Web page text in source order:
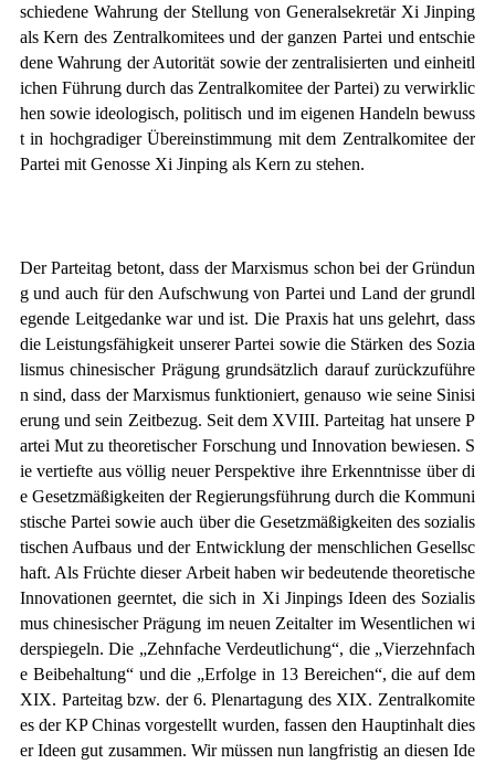
schiedene Wahrung der Stellung von Generalsekretär Xi Jinping
als Kern des Zentralkomitees und der ganzen Partei und entschie
dene Wahrung der Autorität sowie der zentralisierten und einheitl
ichen Führung durch das Zentralkomitee der Partei) zu verwirklic
hen sowie ideologisch, politisch und im eigenen Handeln bewuss
t in hochgradiger Übereinstimmung mit dem Zentralkomitee der
Partei mit Genosse Xi Jinping als Kern zu stehen.
Der Parteitag betont, dass der Marxismus schon bei der Gründun
g und auch für den Aufschwung von Partei und Land der grundl
egende Leitgedanke war und ist. Die Praxis hat uns gelehrt, dass
die Leistungsfähigkeit unserer Partei sowie die Stärken des Sozia
lismus chinesischer Prägung grundsätzlich darauf zurückzuführe
n sind, dass der Marxismus funktioniert, genauso wie seine Sinisi
erung und sein Zeitbezug. Seit dem XVIII. Parteitag hat unsere P
artei Mut zu theoretischer Forschung und Innovation bewiesen. S
ie vertiefte aus völlig neuer Perspektive ihre Erkenntnisse über di
e Gesetzmäßigkeiten der Regierungsführung durch die Kommuni
stische Partei sowie auch über die Gesetzmäßigkeiten des sozialis
tischen Aufbaus und der Entwicklung der menschlichen Gesellsc
haft. Als Früchte dieser Arbeit haben wir bedeutende theoretische
Innovationen geerntet, die sich in Xi Jinpings Ideen des Sozialis
mus chinesischer Prägung im neuen Zeitalter im Wesentlichen wi
derspiegeln. Die „Zehnfache Verdeutlichung“, die „Vierzehnfach
e Beibehaltung“ und die „Erfolge in 13 Bereichen“, die auf dem
XIX. Parteitag bzw. der 6. Plenartagung des XIX. Zentralkomite
es der KP Chinas vorgestellt wurden, fassen den Hauptinhalt dies
er Ideen gut zusammen. Wir müssen nun langfristig an diesen Ide